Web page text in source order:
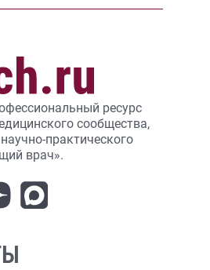
ресурс
сообщества,
практического
врач».